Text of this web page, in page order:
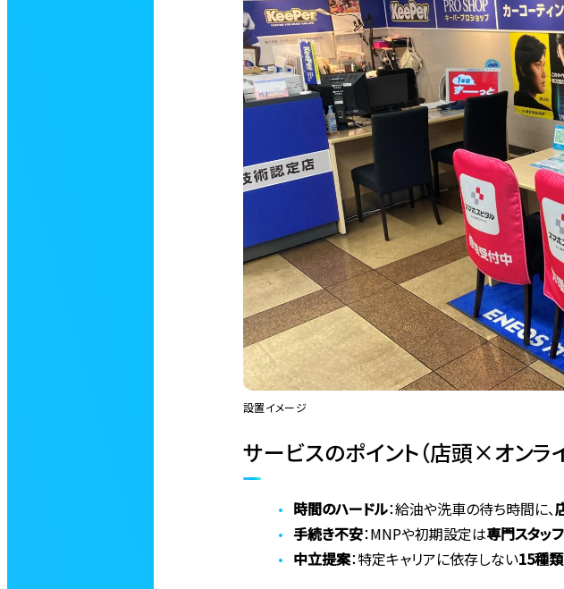
設置イメージ
サービスのポイント（店頭×オンラ
時間のハードル：給油や洗車の待ち時間に、
手続き不安：MNPや初期設定は専門スタッ
中立提案：特定キャリアに依存しない15種